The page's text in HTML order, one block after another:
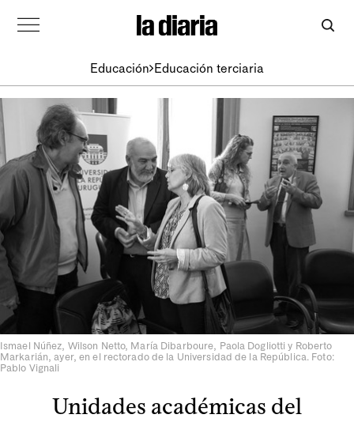
Educación Educación terciaria
Ismael Núñez, Wilson Netto, María Dibarboure, Paola Dogliotti y Roberto
Markarián, ayer, en el rectorado de la Universidad de la República. Foto:
Pablo Vignali
Unidades académicas del